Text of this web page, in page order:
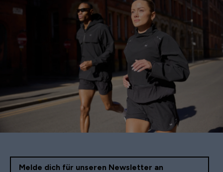
Melde dich für unseren Newsletter an